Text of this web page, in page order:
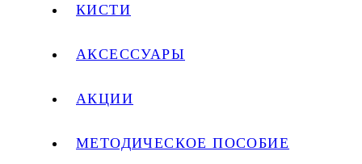
КИСТИ
АКСЕССУАРЫ
АКЦИИ
МЕТОДИЧЕСКОЕ ПОСОБИЕ